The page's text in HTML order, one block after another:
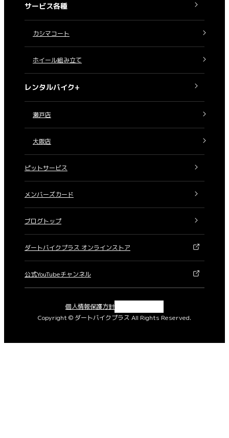
サービス各種
カシマコート
ホイール組み立て
レンタルバイク+
瀬戸店
大阪店
ピットサービス
メンバーズカード
ブログトップ
ダートバイクプラス オンラインストア
公式YouTubeチャンネル
Copyright © ダートバイクプラス All Rights Reserved.
個人情報保護方針X